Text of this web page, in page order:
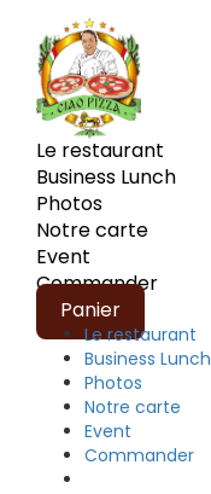
Le restaurant
Business Lunch
Photos
Notre carte
Event
Commander
Panier
Le restaurant
Business Lunch
Photos
Notre carte
Event
Commander